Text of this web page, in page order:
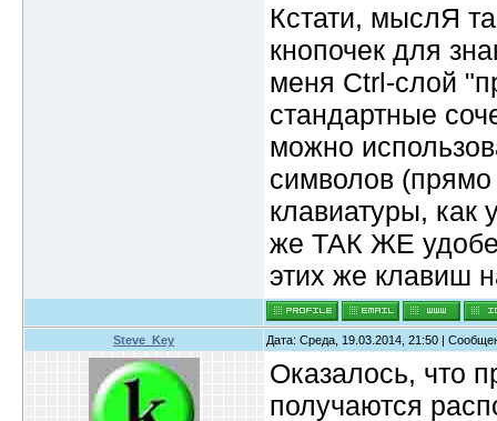
Кстати, мыслЯ
кнопочек для
меня Ctrl-слой
стандартные
можно
символов (прямо
клавиатуры, как
же ТАК ЖЕ
этих же клавиш
Steve_Key Дата: Среда, 19.03.2014, 21:50 |
Оказалось, что
получаются